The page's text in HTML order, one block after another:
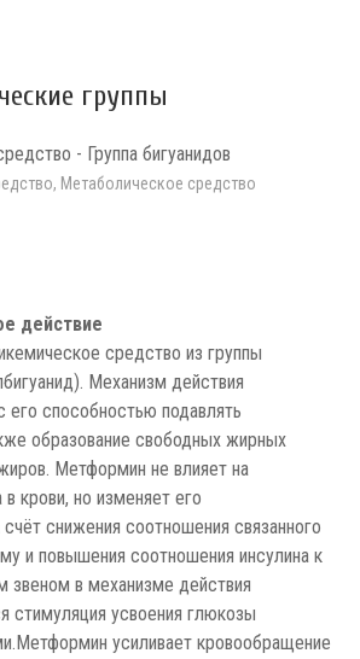
группы
- Группа бигуанидов
Метаболическое средство
действие
средство из группы
Механизм действия
его способностью подавлять
образование свободных жирных
Метформин не влияет на
крови, но изменяет его
снижения соотношения связанного
и повышения соотношения инсулина к
звеном в механизме действия
стимуляция усвоения глюкозы
усиливает кровообращение